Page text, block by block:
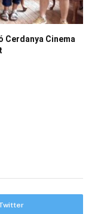
Cerdanya Cinema